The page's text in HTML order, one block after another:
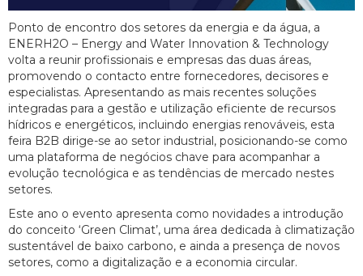
Ponto de encontro dos setores da energia e da água, a
ENERH2O – Energy and Water Innovation & Technology
volta a reunir profissionais e empresas das duas áreas,
promovendo o contacto entre fornecedores, decisores e
especialistas. Apresentando as mais recentes soluções
integradas para a gestão e utilização eficiente de recursos
hídricos e energéticos, incluindo energias renováveis, esta
feira B2B dirige-se ao setor industrial, posicionando-se como
uma plataforma de negócios chave para acompanhar a
evolução tecnológica e as tendências de mercado nestes
setores.
Este ano o evento apresenta como novidades a introdução
do conceito ‘Green Climat’, uma área dedicada à climatização
sustentável de baixo carbono, e ainda a presença de novos
setores, como a digitalização e a economia circular.